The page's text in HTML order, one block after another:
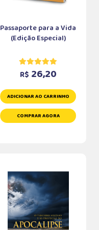
Passaporte para a Vida
(Edição Especial)
R$ 26,20
ADICIONAR AO CARRINHO
COMPRAR AGORA